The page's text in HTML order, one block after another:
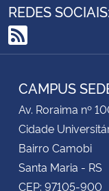
REDES SOCIAIS:
RSS
CAMPUS
Av. Roraima nº
Cidade
Bairro Camobi
Santa Maria - RS
CEP: 97105-900